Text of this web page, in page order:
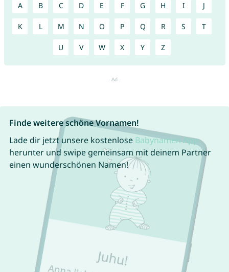
A B C D E F G H I J
K L M N O P Q R S T
U V W X Y Z
Finde weitere schöne Vornamen!
Lade dir jetzt unsere kostenlose Babynamen App
herunter und swipe gemeinsam mit deinem Partner
einen wunderschönen Namen!